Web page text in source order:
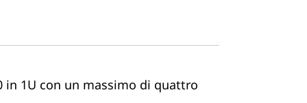
in 1U con un massimo di quattro